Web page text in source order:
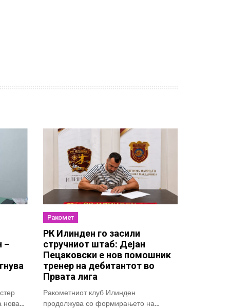
–
Ракомет
РК Илинден го засили
стручниот штаб: Дејан
Пецаковски е нов помошник
тренер на дебитантот во
Првата лига
Ракометниот клуб Илинден
продолжува со формирањето на